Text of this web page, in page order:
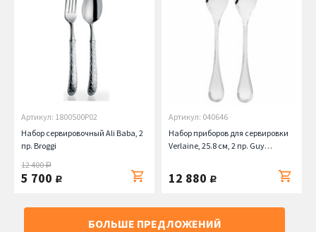
Артикул: 1800500P02
Набор сервировочный Ali Baba, 2
пр. Broggi
12 400руб.
5 700 руб.
Артикул: 040646
Набор приборов для сервировки
Verlaine, 25.8 см, 2 пр. Guy
12 880 руб.
БОЛЬШЕ ПРЕДЛОЖЕНИЙ